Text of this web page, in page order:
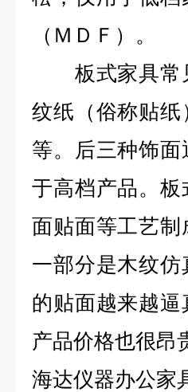
（ＭＤＦ）。
板式家具常见
纹纸（俗称贴
等。后三种饰
于高档产品。
面贴面等工艺
一部分是木纹
的贴面越来越
产品价格也很昂
海达仪器办公家